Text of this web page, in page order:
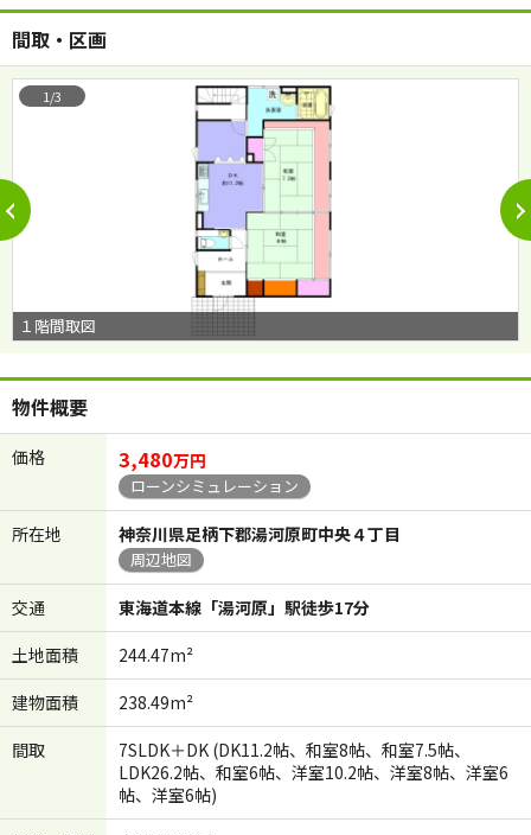
間取・区画
１階間取図
1/3
物件概要
価格 3,480万円
ローンシミュレーション
所在地 神奈川県足柄下郡湯河原町中央４丁目
周辺地図
交通
東海道本線「湯河原」駅徒歩17分
土地面積
244.47m²
建物面積
238.49m²
間取
7SLDK＋DK (DK11.2帖、和室8帖、和室7.5帖、
LDK26.2帖、和室6帖、洋室10.2帖、洋室8帖、洋室6
帖、洋室6帖)